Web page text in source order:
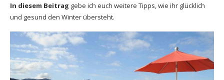
In diesem Beitrag gebe ich euch weitere Tipps, wie ihr glücklich
und gesund den Winter übersteht.